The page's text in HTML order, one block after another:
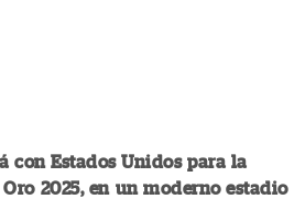
con Estados Unidos para la
2025, en un moderno estadio